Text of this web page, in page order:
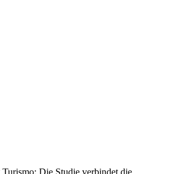
Turismo: Die Studie verbindet die